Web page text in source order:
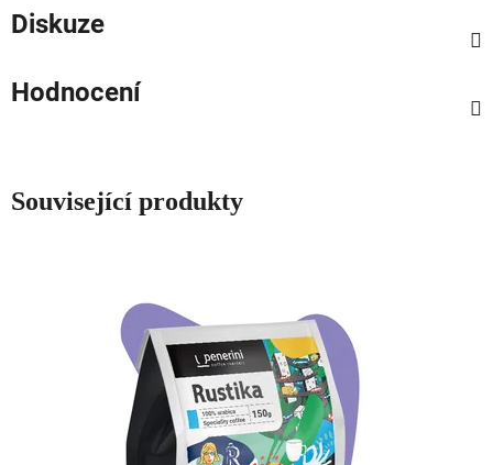
Diskuze
Hodnocení
Související produkty